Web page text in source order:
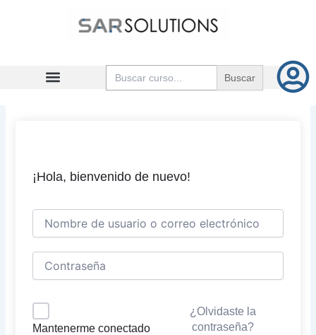
Buscar:
¡Hola, bienvenido de nuevo!
Mantenerme conectado
¿Olvidaste la
contraseña?